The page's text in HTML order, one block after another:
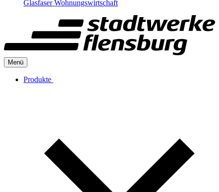
Glasfaser Wohnungswirtschaft
Menü
Produkte